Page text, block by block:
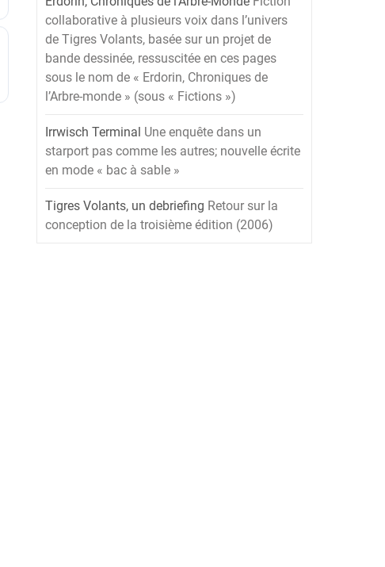
collaborative à plusieurs voix dans l’univers
de Tigres Volants, basée sur un projet de
bande dessinée, ressuscitée en ces pages
sous le nom de « Erdorin, Chroniques de
l’Arbre-monde » (sous « Fictions »)
Irrwisch Terminal Une enquête dans un
starport pas comme les autres; nouvelle écrite
en mode « bac à sable »
Tigres Volants, un debriefing Retour sur la
conception de la troisième édition (2006)